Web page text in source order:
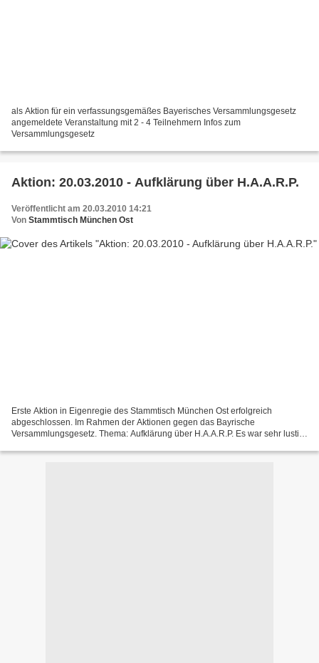
als Aktion für ein verfassungsgemäßes Bayerisches Versammlungsgesetz
angemeldete Veranstaltung mit 2 - 4 Teilnehmern Infos zum
Versammlungsgesetz
Aktion: 20.03.2010 - Aufklärung über H.A.A.R.P.
Veröffentlicht am 20.03.2010 14:21
Von Stammtisch München Ost
Erste Aktion in Eigenregie des Stammtisch München Ost erfolgreich
abgeschlossen. Im Rahmen der Aktionen gegen das Bayrische
Versammlungsgesetz. Thema: Aufklärung über H.A.A.R.P. Es war sehr lustig!